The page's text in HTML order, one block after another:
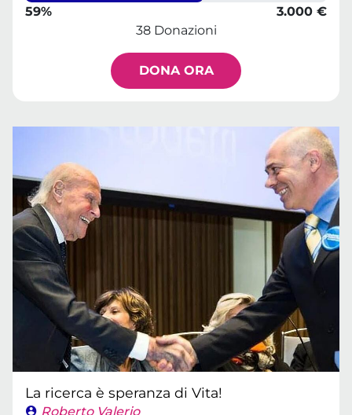
59%
3.000 €
38 Donazioni
DONA ORA
La ricerca è speranza di Vita!
Roberto Valerio